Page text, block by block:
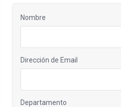
Nombre
Dirección de Email
Departamento